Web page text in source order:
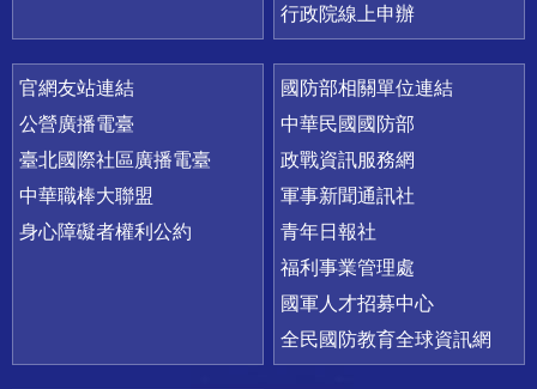
行政院線上申辦
官網友站連結
公營廣播電臺
臺北國際社區廣播電臺
中華職棒大聯盟
身心障礙者權利公約
國防部相關單位連結
中華民國國防部
政戰資訊服務網
軍事新聞通訊社
青年日報社
福利事業管理處
國軍人才招募中心
全民國防教育全球資訊網